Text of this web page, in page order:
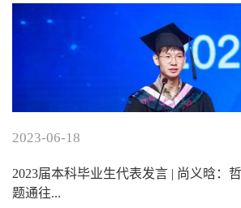
2023-06-18
2023届本科毕业生代表发言 | 尚义晗：
题通往...